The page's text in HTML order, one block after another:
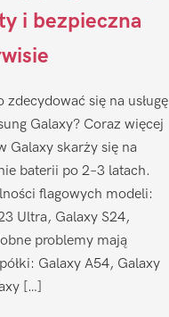
i bezpieczna
się na usługę
Galaxy? Coraz więcej
Galaxy skarży się na
baterii po 2–3 latach.
flagowych modeli:
Ultra, Galaxy S24,
problemy mają
Galaxy A54, Galaxy
[…]